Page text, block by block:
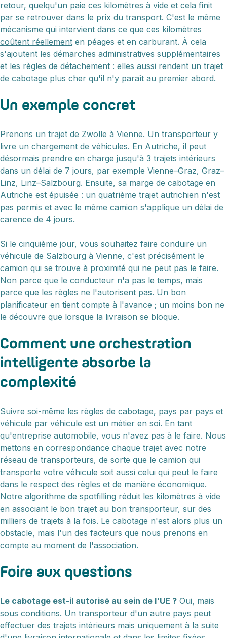
retour, quelqu'un paie ces kilomètres à vide et cela finit
par se retrouver dans le prix du transport. C'est le même
mécanisme qui intervient dans ce que ces kilomètres
coûtent réellement en péages et en carburant. À cela
s'ajoutent les démarches administratives supplémentaires
et les règles de détachement : elles aussi rendent un trajet
de cabotage plus cher qu'il n'y paraît au premier abord.
Un exemple concret
Prenons un trajet de Zwolle à Vienne. Un transporteur y
livre un chargement de véhicules. En Autriche, il peut
désormais prendre en charge jusqu'à 3 trajets intérieurs
dans un délai de 7 jours, par exemple Vienne–Graz, Graz–
Linz, Linz–Salzbourg. Ensuite, sa marge de cabotage en
Autriche est épuisée : un quatrième trajet autrichien n'est
pas permis et avec le même camion s'applique un délai de
carence de 4 jours.
Si le cinquième jour, vous souhaitez faire conduire un
véhicule de Salzbourg à Vienne, c'est précisément le
camion qui se trouve à proximité qui ne peut pas le faire.
Non parce que le conducteur n'a pas le temps, mais
parce que les règles ne l'autorisent pas. Un bon
planificateur en tient compte à l'avance ; un moins bon ne
le découvre que lorsque la livraison se bloque.
Comment une orchestration
intelligente absorbe la
complexité
Suivre soi-même les règles de cabotage, pays par pays et
véhicule par véhicule est un métier en soi. En tant
qu'entreprise automobile, vous n'avez pas à le faire. Nous
mettons en correspondance chaque trajet avec notre
réseau de transporteurs, de sorte que le camion qui
transporte votre véhicule soit aussi celui qui peut le faire
dans le respect des règles et de manière économique.
Notre algorithme de spotfilling réduit les kilomètres à vide
en associant le bon trajet au bon transporteur, sur des
milliers de trajets à la fois. Le cabotage n'est alors plus un
obstacle, mais l'un des facteurs que nous prenons en
compte au moment de l'association.
Foire aux questions
Le cabotage est-il autorisé au sein de l'UE ? Oui, mais
sous conditions. Un transporteur d'un autre pays peut
effectuer des trajets intérieurs mais uniquement à la suite